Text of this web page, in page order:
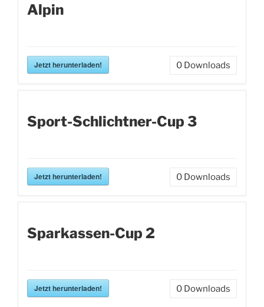
Alpin
Jetzt herunterladen! 0 Downloads
Sport-Schlichtner-Cup 3
Jetzt herunterladen! 0 Downloads
Sparkassen-Cup 2
Jetzt herunterladen! 0 Downloads